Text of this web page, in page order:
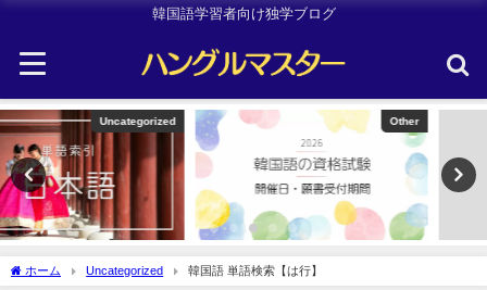
韓国語学習者向け独学ブログ
Other
ホーム Uncategorized 韓国語 単語検索【は行】